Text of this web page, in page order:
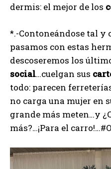
dermis: el mejor de los
*.-Contoneándose tal y
pasamos con estas
descoseremos los
social…cuelgan sus
todo: parecen
no carga una mujer en
grande más meten…y
más?…¡Para el